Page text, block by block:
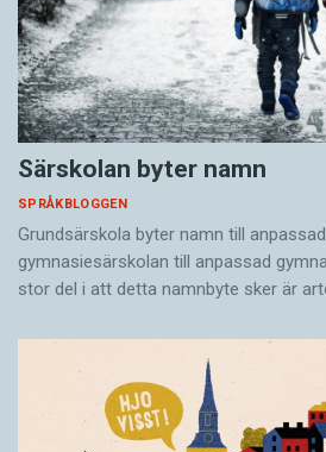
Särskolan byter namn
SPRÅKBLOGGEN
Grundsärskola byter namn till
gymnasiesärskolan till anpassad
stor del i att detta namnbyte sker är